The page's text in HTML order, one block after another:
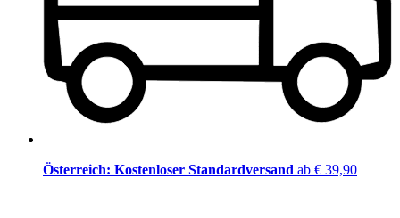
Österreich: Kostenloser Standardversand ab € 39,90